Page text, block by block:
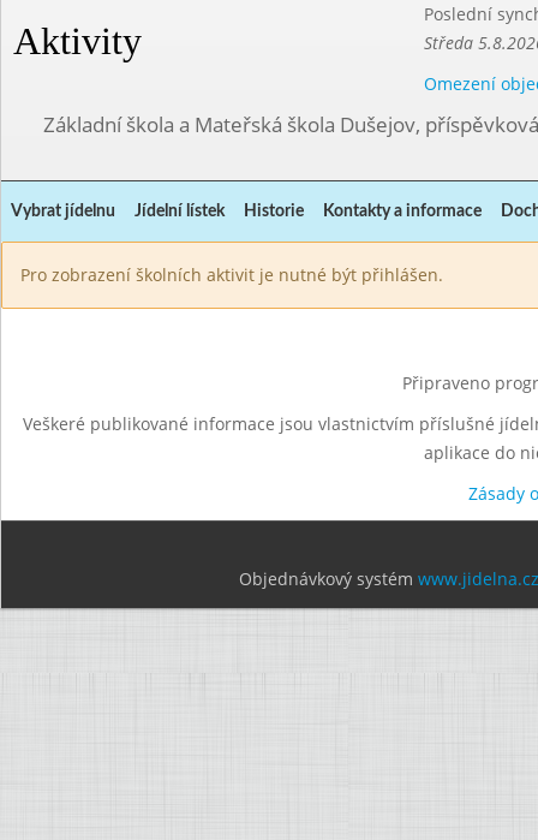
Aktivity
Poslední
Středa
Omezení
Základní škola a Mateřská škola Dušejov,
Vybrat jídelnu Jídelní lístek Historie Kontakty a informace
Pro zobrazení školních aktivit je nutné být přihlášen.
Připraveno
Veškeré publikované informace jsou vlastnictvím příslušné
aplikace do
Zásady
Objednávkový systém www.jidelna.cz